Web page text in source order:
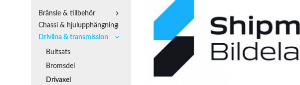
Bränsle & tillbehör
Chassi & hjulupphängning
Drivlina & transmission
Bultsats
Bromsdel
Drivaxel